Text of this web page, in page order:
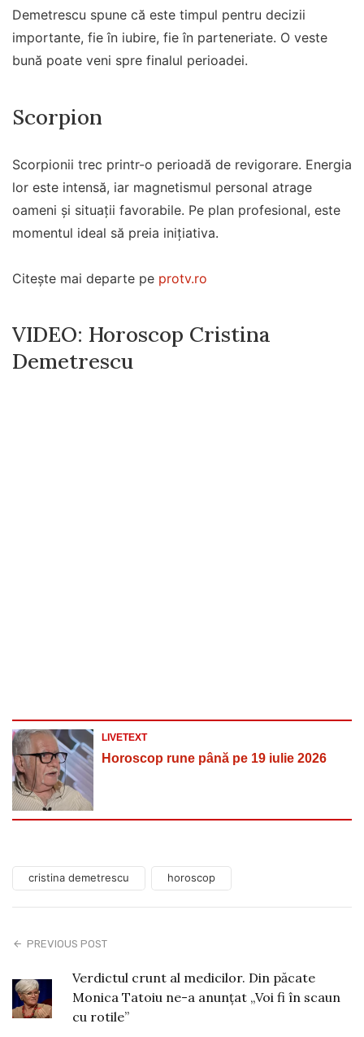
Demetrescu spune că este timpul pentru decizii
importante, fie în iubire, fie în parteneriate. O veste
bună poate veni spre finalul perioadei.
Scorpion
Scorpionii trec printr-o perioadă de revigorare. Energia
lor este intensă, iar magnetismul personal atrage
oameni și situații favorabile. Pe plan profesional, este
momentul ideal să preia inițiativa.
Citește mai departe pe protv.ro
VIDEO: Horoscop Cristina
Demetrescu
LIVETEXT
Horoscop rune până pe 19 iulie 2026
cristina demetrescu horoscop
PREVIOUS POST
Verdictul crunt al medicilor. Din păcate
Monica Tatoiu ne-a anunțat „Voi fi în scaun
cu rotile”